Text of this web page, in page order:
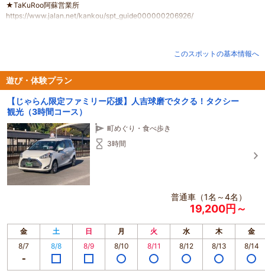
★TaKuRoo阿蘇営業所
https://www.jalan.net/kankou/spt_guide000000206926/
★少人数・ペアに最適な「普通タクシー」、ご家族・グループに快適な「ジャ
ンボタクシー」のラインアップ
このスポットの基本情報へ
遊び・体験プラン
【じゃらん限定ファミリー応援】人吉球磨でタクる！タクシー
観光（3時間コース）
町めぐり・食べ歩き
3時間
普通車（1名～4名）
19,200円～
金 土 日 月 火 水 木
金
8/7
8/8 8/9 8/10 8/11 8/12 8/13 8/14